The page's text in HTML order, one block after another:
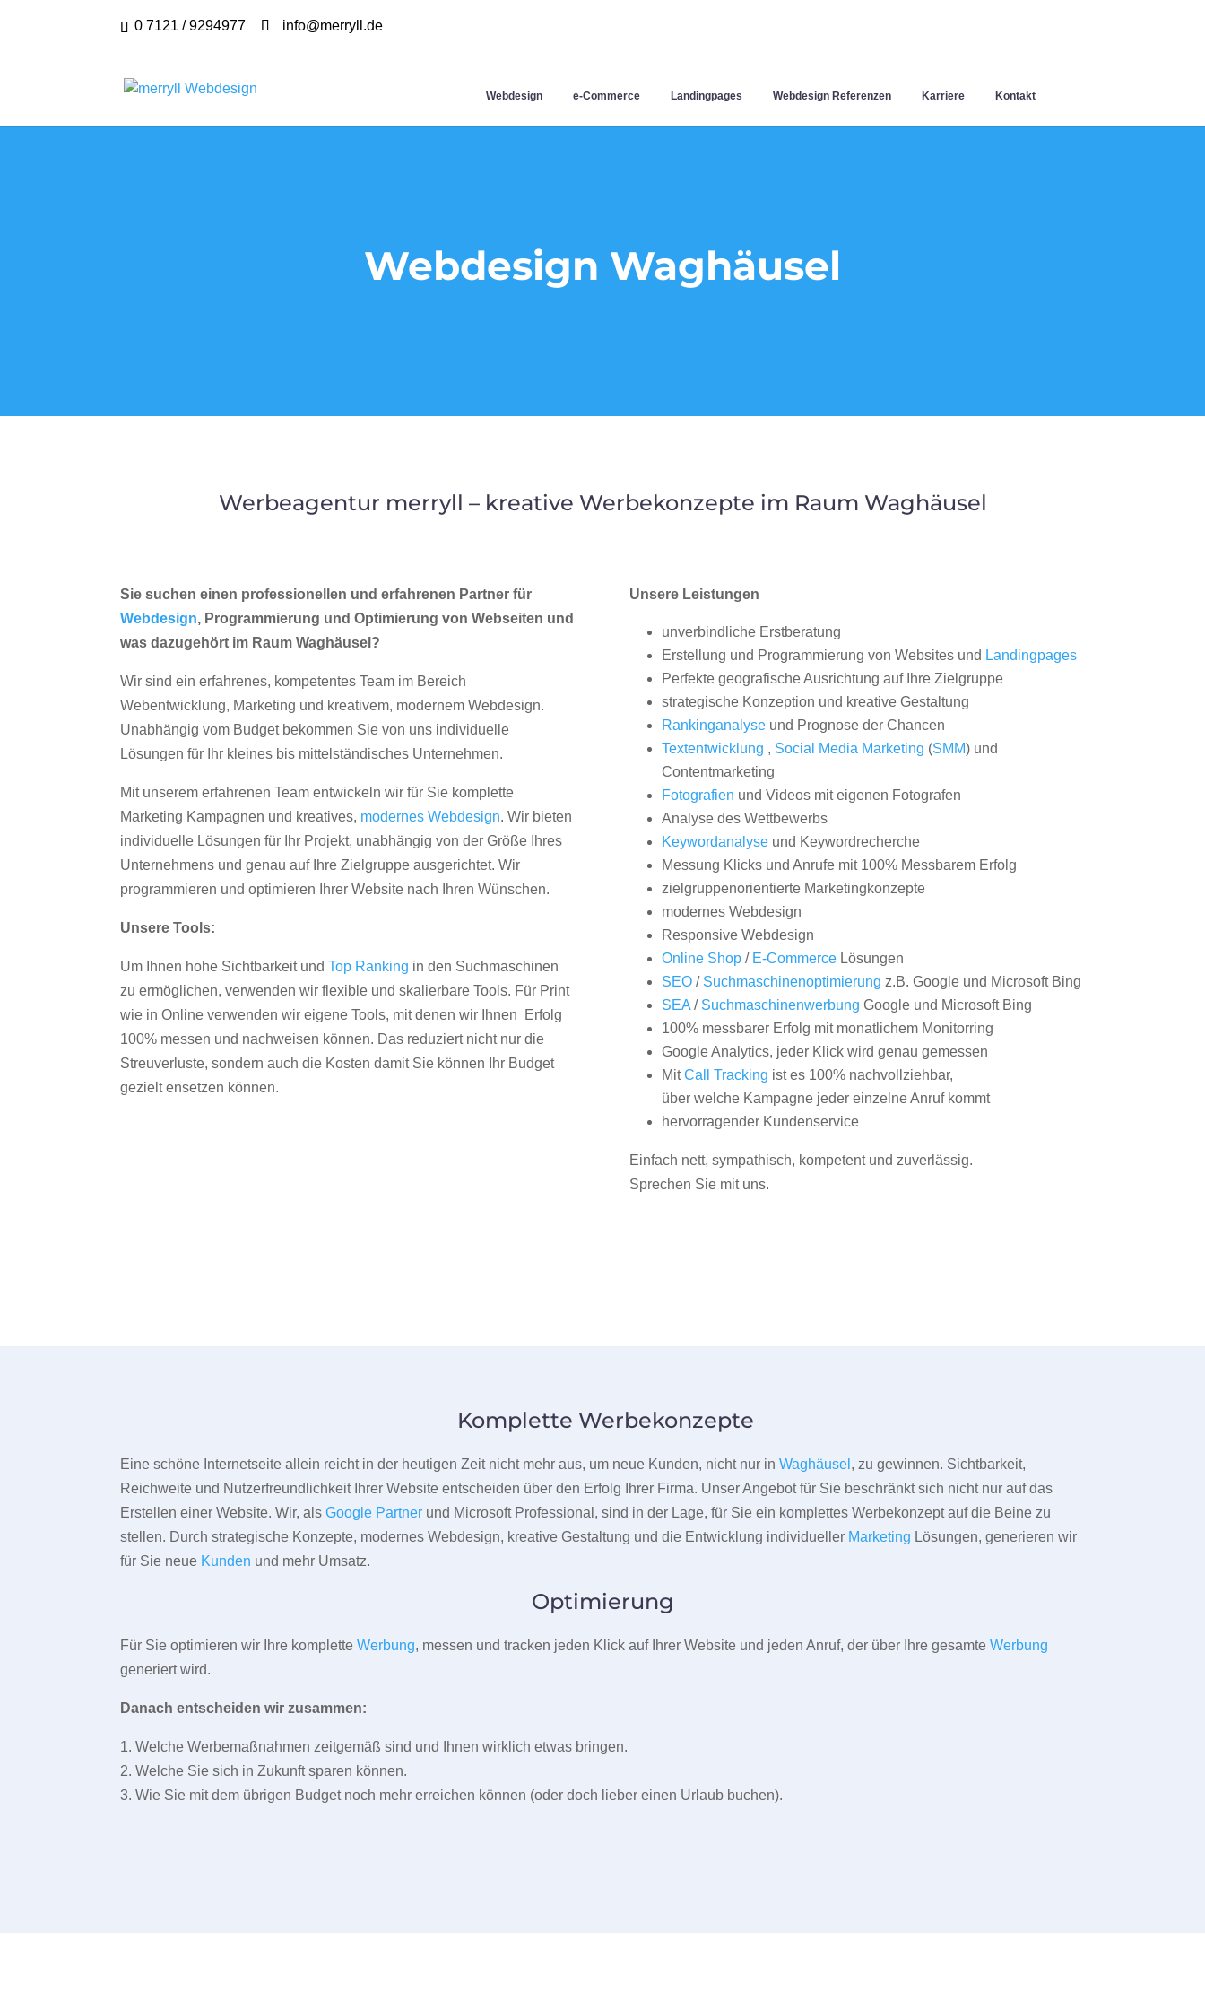
0 7121 / 9294977 info@merryll.de
Webdesign e-Commerce Landingpages Webdesign Referenzen Karriere Kontakt
Webdesign Waghäusel
Werbeagentur merryll – kreative Werbekonzepte im Raum Waghäusel
Sie suchen einen professionellen und erfahrenen Partner für
Webdesign, Programmierung und Optimierung von Webseiten und
was dazugehört im Raum Waghäusel?
Wir sind ein erfahrenes, kompetentes Team im Bereich
Webentwicklung, Marketing und kreativem, modernem Webdesign.
Unabhängig vom Budget bekommen Sie von uns individuelle
Lösungen für Ihr kleines bis mittelständisches Unternehmen.
Mit unserem erfahrenen Team entwickeln wir für Sie komplette
Marketing Kampagnen und kreatives, modernes Webdesign. Wir bieten
individuelle Lösungen für Ihr Projekt, unabhängig von der Größe Ihres
Unternehmens und genau auf Ihre Zielgruppe ausgerichtet. Wir
programmieren und optimieren Ihrer Website nach Ihren Wünschen.
Unsere Tools:
Um Ihnen hohe Sichtbarkeit undTop Ranking in den Suchmaschinen
zu ermöglichen, verwenden wir flexible und skalierbare Tools. Für Print
wie in Online verwenden wir eigene Tools, mit denen wir Ihnen Erfolg
100% messen und nachweisen können. Das reduziert nicht nur die
Streuverluste, sondern auch die Kosten damit Sie können Ihr Budget
gezielt ensetzen können.
Unsere Leistungen
unverbindliche Erstberatung
Erstellung und Programmierung von Websites und Landingpages
Perfekte geografische Ausrichtung auf Ihre Zielgruppe
strategische Konzeption und kreative Gestaltung
Rankinganalyseund Prognose der Chancen
Textentwicklung , Social Media Marketing (SMM) und
Contentmarketing
Fotografien und Videos mit eigenen Fotografen
Analyse des Wettbewerbs
Keywordanalyseund Keywordrecherche
Messung Klicks und Anrufe mit 100% Messbarem Erfolg
zielgruppenorientierte Marketingkonzepte
modernes Webdesign
Responsive Webdesign
Online Shop/ E-CommerceLösungen
SEO/ Suchmaschinenoptimierung z.B. Google und Microsoft Bing
SEA/ Suchmaschinenwerbung Google und Microsoft Bing
100% messbarer Erfolg mit monatlichem Monitorring
Google Analytics, jeder Klick wird genau gemessen
MitCall Tracking ist es 100% nachvollziehbar,
über welche Kampagne jeder einzelne Anruf kommt
hervorragender Kundenservice
Einfach nett, sympathisch, kompetent und zuverlässig.
Sprechen Sie mit uns.
Komplette Werbekonzepte
Eine schöne Internetseite allein reicht in der heutigen Zeit nicht mehr aus, um neue Kunden, nicht nur inWaghäusel , zu gewinnen. Sichtbarkeit,
Reichweite und Nutzerfreundlichkeit Ihrer Website entscheiden über den Erfolg Ihrer Firma. Unser Angebot für Sie beschränkt sich nicht nur auf das
Erstellen einer Website. Wir, alsGoogle Partner und Microsoft Professional, sind in der Lage, für Sie ein komplettes Werbekonzept auf die Beine zu
stellen. Durch strategische Konzepte, modernes Webdesign, kreative Gestaltung und die Entwicklung individueller Marketing Lösungen, generieren wir
für Sie neue Kunden und mehr Umsatz.
Optimierung
Für Sie optimieren wir Ihre kompletteWerbung, messen und tracken jeden Klick auf Ihrer Website und jeden Anruf, der über Ihre gesamteWerbung
generiert wird.
Danach entscheiden wir zusammen:
1. Welche Werbemaßnahmen zeitgemäß sind und Ihnen wirklich etwas bringen.
2. Welche Sie sich in Zukunft sparen können.
3. Wie Sie mit dem übrigen Budget noch mehr erreichen können (oder doch lieber einen Urlaub buchen).